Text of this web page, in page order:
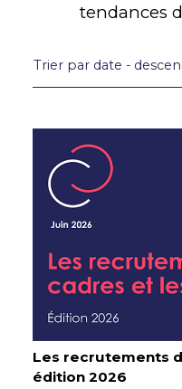
tendances
Les recrutements
édition 2026